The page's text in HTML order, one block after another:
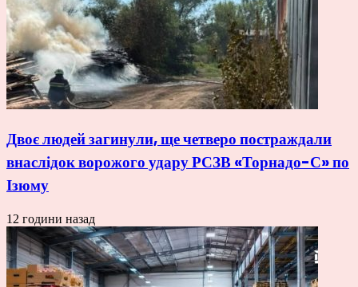
Двоє людей загинули, ще четверо постраждали
внаслідок ворожого удару РСЗВ «Торнадо-С» по
Ізюму
12 години назад